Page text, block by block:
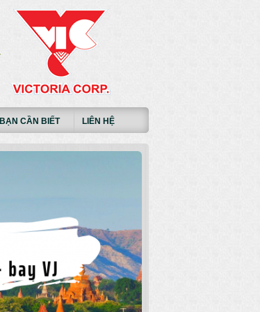
BẠN CẦN BIẾT LIÊN HỆ